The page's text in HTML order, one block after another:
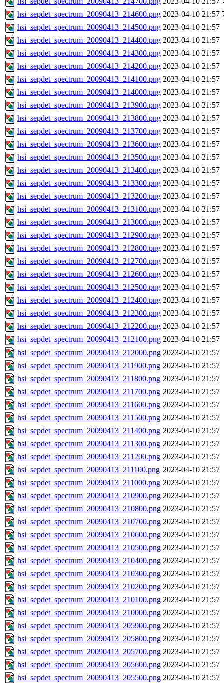
hsi_sepdet_spectrum_20090413_214600.png 2023-04-10 21:57
hsi_sepdet_spectrum_20090413_214500.png 2023-04-10 21:57
hsi_sepdet_spectrum_20090413_214400.png 2023-04-10 21:57
hsi_sepdet_spectrum_20090413_214300.png 2023-04-10 21:57
hsi_sepdet_spectrum_20090413_214200.png 2023-04-10 21:57
hsi_sepdet_spectrum_20090413_214100.png 2023-04-10 21:57
hsi_sepdet_spectrum_20090413_214000.png 2023-04-10 21:57
hsi_sepdet_spectrum_20090413_213900.png 2023-04-10 21:57
hsi_sepdet_spectrum_20090413_213800.png 2023-04-10 21:57
hsi_sepdet_spectrum_20090413_213700.png 2023-04-10 21:57
hsi_sepdet_spectrum_20090413_213600.png 2023-04-10 21:57
hsi_sepdet_spectrum_20090413_213500.png 2023-04-10 21:57
hsi_sepdet_spectrum_20090413_213400.png 2023-04-10 21:57
hsi_sepdet_spectrum_20090413_213300.png 2023-04-10 21:57
hsi_sepdet_spectrum_20090413_213200.png 2023-04-10 21:57
hsi_sepdet_spectrum_20090413_213100.png 2023-04-10 21:57
hsi_sepdet_spectrum_20090413_213000.png 2023-04-10 21:57
hsi_sepdet_spectrum_20090413_212900.png 2023-04-10 21:57
hsi_sepdet_spectrum_20090413_212800.png 2023-04-10 21:57
hsi_sepdet_spectrum_20090413_212700.png 2023-04-10 21:57
hsi_sepdet_spectrum_20090413_212600.png 2023-04-10 21:57
hsi_sepdet_spectrum_20090413_212500.png 2023-04-10 21:57
hsi_sepdet_spectrum_20090413_212400.png 2023-04-10 21:57
hsi_sepdet_spectrum_20090413_212300.png 2023-04-10 21:57
hsi_sepdet_spectrum_20090413_212200.png 2023-04-10 21:57
hsi_sepdet_spectrum_20090413_212100.png 2023-04-10 21:57
hsi_sepdet_spectrum_20090413_212000.png 2023-04-10 21:57
hsi_sepdet_spectrum_20090413_211900.png 2023-04-10 21:57
hsi_sepdet_spectrum_20090413_211800.png 2023-04-10 21:57
hsi_sepdet_spectrum_20090413_211700.png 2023-04-10 21:57
hsi_sepdet_spectrum_20090413_211600.png 2023-04-10 21:57
hsi_sepdet_spectrum_20090413_211500.png 2023-04-10 21:57
hsi_sepdet_spectrum_20090413_211400.png 2023-04-10 21:57
hsi_sepdet_spectrum_20090413_211300.png 2023-04-10 21:57
hsi_sepdet_spectrum_20090413_211200.png 2023-04-10 21:57
hsi_sepdet_spectrum_20090413_211100.png 2023-04-10 21:57
hsi_sepdet_spectrum_20090413_211000.png 2023-04-10 21:57
hsi_sepdet_spectrum_20090413_210900.png 2023-04-10 21:57
hsi_sepdet_spectrum_20090413_210800.png 2023-04-10 21:57
hsi_sepdet_spectrum_20090413_210700.png 2023-04-10 21:57
hsi_sepdet_spectrum_20090413_210600.png 2023-04-10 21:57
hsi_sepdet_spectrum_20090413_210500.png 2023-04-10 21:57
hsi_sepdet_spectrum_20090413_210400.png 2023-04-10 21:57
hsi_sepdet_spectrum_20090413_210300.png 2023-04-10 21:57
hsi_sepdet_spectrum_20090413_210200.png 2023-04-10 21:57
hsi_sepdet_spectrum_20090413_210100.png 2023-04-10 21:57
hsi_sepdet_spectrum_20090413_210000.png 2023-04-10 21:57
hsi_sepdet_spectrum_20090413_205900.png 2023-04-10 21:57
hsi_sepdet_spectrum_20090413_205800.png 2023-04-10 21:57
hsi_sepdet_spectrum_20090413_205700.png 2023-04-10 21:57
hsi_sepdet_spectrum_20090413_205600.png 2023-04-10 21:57
hsi_sepdet_spectrum_20090413_205500.png 2023-04-10 21:57